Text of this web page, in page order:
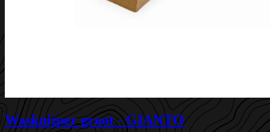
Wasknijper groot - GIANTO